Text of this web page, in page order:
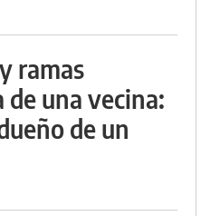
ramas
de una vecina:
de un